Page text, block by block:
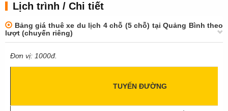
Lịch trình / Chi tiết
Bảng giá thuê xe du lịch 4 chỗ (5 chỗ) tại Quảng Bình theo
lượt (chuyến riêng)
Đơn vị: 1000đ.
TUYẾN ĐƯỜNG